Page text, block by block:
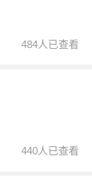
484人已查看
440人已查看